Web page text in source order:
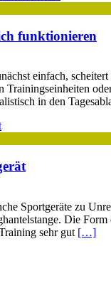
funktionieren
einfach,
in den
Sportgeräte zu
Die
sehr gut […]